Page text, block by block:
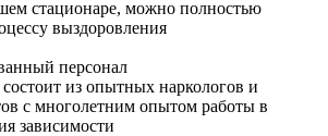
стационаре, можно полностью
выздоровления
персонал
из опытных наркологов и
с многолетним опытом работы в
зависимости